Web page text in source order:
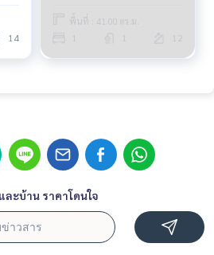
14
พื้นที่ : 41.00 ตร.ม.
ะบ้าน ราคาโดนใจ